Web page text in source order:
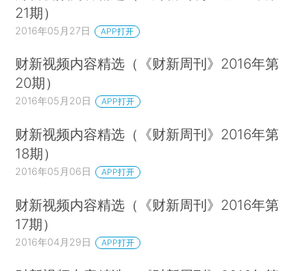
21期）
2016年05月27日 APP打开
财新视频内容精选（《财新周刊》2016年第
20期）
2016年05月20日 APP打开
财新视频内容精选（《财新周刊》2016年第
18期）
2016年05月06日 APP打开
财新视频内容精选（《财新周刊》2016年第
17期）
2016年04月29日 APP打开